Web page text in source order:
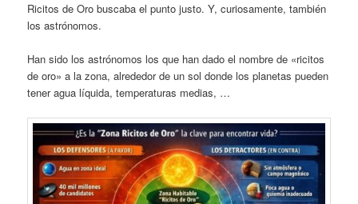
Ricitos de Oro buscaba el punto justo. Y, curiosamente, también
los astrónomos.
Han sido los astrónomos los que han dado el nombre de «ricitos
de oro» a la zona, alrededor de un sol donde los planetas pueden
tener agua líquida, temperaturas medias, …